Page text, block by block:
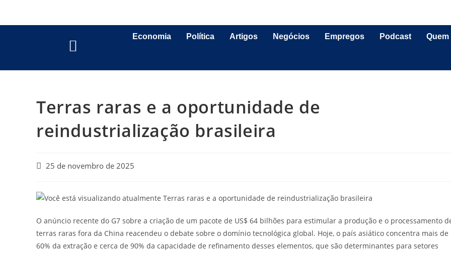
Economia Política Artigos Negócios Empregos Podcast
Terras raras e a oportunidade de
reindustrialização brasileira
25 de novembro de 2025
O anúncio recente do G7 sobre a criação de um pacote de US$ 64 bilhões para estimular a produção e o processamento
terras raras fora da China reacendeu o debate sobre o domínio tecnológica global. Hoje, o país asiático concentra mais de
60% da extração e cerca de 90% da capacidade de refinamento desses elementos, que são determinantes para setores